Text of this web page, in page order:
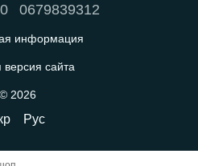
0679839312
информация
сайта
© 2026
Рус